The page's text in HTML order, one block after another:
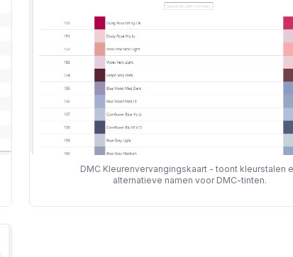
DMC Kleurenvervangingskaart - toont kleurstalen
alternatieve namen voor DMC-tinten.